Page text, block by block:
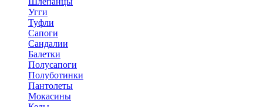
Угги
Туфли
Сапоги
Сандалии
Балетки
Полусапоги
Полуботинки
Пантолеты
Мокасины